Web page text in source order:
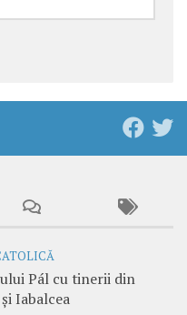
Pál cu tinerii din
Iabalcea